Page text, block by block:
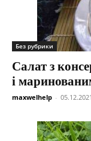
Без рубрики
Салат з
і
maxwelhelp - 05.12.2021